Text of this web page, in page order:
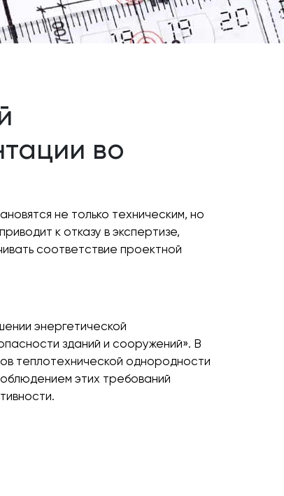
во
не только техническим, но
к отказу в экспертизе,
соответствие проектной
энергетической
зданий и сооружений». В
теплотехнической однородности
этих требований